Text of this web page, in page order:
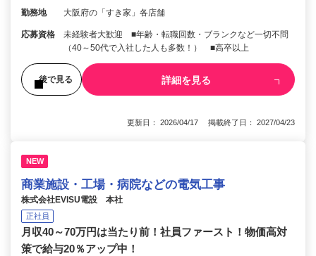
勤務地 大阪府の「すき家」各店舗
応募資格
未経験者大歓迎 ■年齢・転職回数・ブランクなど一切不問
（40～50代で入社した人も多数！） ■高卒以上
後で見る 詳細を見る
更新日： 2026/04/17 掲載終了日： 2027/04/23
NEW
商業施設・工場・病院などの電気工事
株式会社EVISU電設 本社
正社員
月収40～70万円は当たり前！社員ファースト！物価高対
策で給与20％アップ中！